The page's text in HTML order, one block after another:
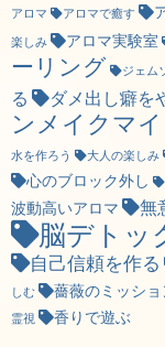
アロマ
アロマで癒す
楽しみ
アロマ実験室
ーリング
ジェム
る
ダメ出し癖を
ンメイクマ
水を作ろう
大人の楽しみ
心のブロック外し
波動高いアロマ 無
脳デトッ
自己信頼を作る
しむ
薔薇のミッショ
霊視 香りで遊ぶ